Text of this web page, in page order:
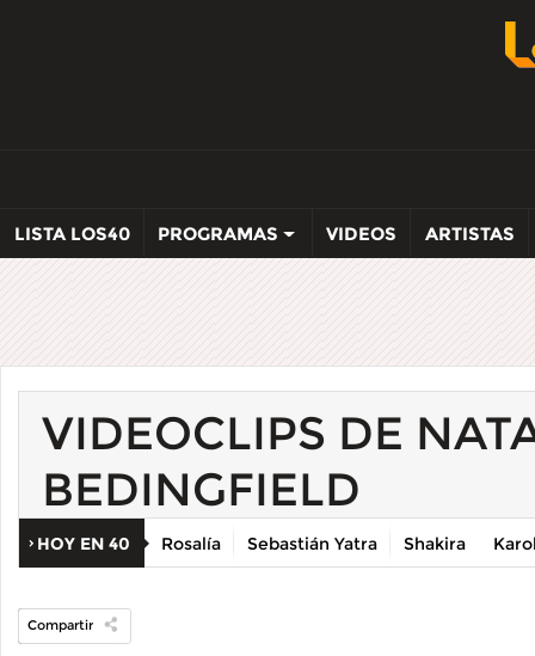
LISTA LOS40 PROGRAMAS VIDEOS ARTISTAS
VIDEOCLIPS DE
BEDINGFIELD
HOY EN 40 Rosalía Sebastián Yatra Shakira
Compartir